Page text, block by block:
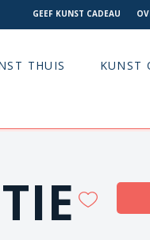
GEEF KUNST CADEAU
THUIS KUNST